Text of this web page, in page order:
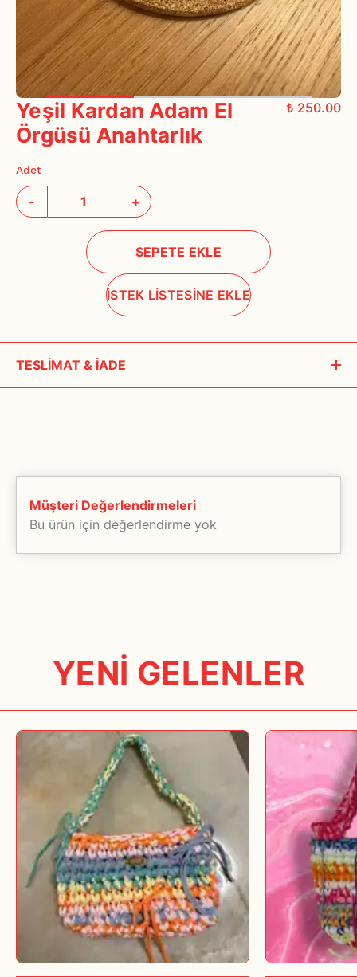
Yeşil Kardan Adam El
Örgüsü Anahtarlık
₺ 250.00
Adet
- +
SEPETE EKLE
İSTEK LİSTESİNE EKLE
TESLİMAT & İADE
Özel üretim ürünlerin teslim süreleri imalat zamanına göre farklılık
müşteri temsilcilerimizden teyit ediniz.
çok kullanıcıya alışveriş yapma imkânı tanır. Ender de olsa
tüketicinin aynı ürünü alması söz konusudur ve ürün stoklarda
tükenmektedir. Bu durumda, ürün en fazla 30 gün içinde tüketiciye
Müşteri Değerlendirmeleri
Bu ürün için değerlendirme yok
YENİ GELENLER